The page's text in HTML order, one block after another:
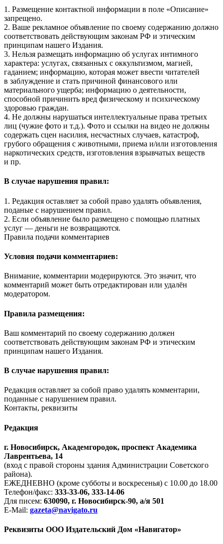
1. Размещение контактной информации в поле «Описание»
запрещено.
2. Ваше рекламное объявление по своему содержанию должно
соответствовать действующим законам РФ и этическим
принципам нашего Издания.
3. Нельзя размещать информацию об услугах интимного
характера: услугах, связанных с оккультизмом, магией,
гаданием; информацию, которая может ввести читателей
в заблуждение и стать причиной финансового или
материального ущерба; информацию о деятельности,
способной причинить вред физическому и психическому
здоровью граждан.
4. Не должны нарушаться интеллектуальные права третьих
лиц (чужие фото и т.д.). Фото и ссылки на видео не должны
содержать сцен насилия, несчастных случаев, катастроф,
грубого обращения с животными, приема и/или изготовления
наркотических средств, изготовления взрывчатых веществ
и пр.
В случае нарушения правил:
1. Редакция оставляет за собой право удалять объявления,
поданые с нарушением правил.
2. Если объявление было размещено с помощью платных
услуг — деньги не возвращаются.
Правила подачи комментариев
Условия подачи комментариев:
Внимание, комментарии модерируются. Это значит, что
комментарий может быть отредактирован или удалён
модератором.
Правила размещения:
Ваш комментарий по своему содержанию должен
соответствовать действующим законам РФ и этическим
принципам нашего Издания.
В случае нарушения правил:
Редакция оставляет за собой право удалять комментарии,
поданные с нарушением правил.
Контакты, реквизиты
Редакция
г. Новосибирск, Академгородок, проспект Академика
Лаврентьева, 14
(вход с правой стороны здания Администрации Советского
района).
ЕЖЕДНЕВНО (кроме субботы и воскресенья) с 10.00 до 18.00
Телефон/факс: 333-33-06, 333-14-06
Для писем: 630090, г. Новосибирск-90, а/я 501
E-Mail: gazeta@navigato.ru
Реквизиты ООО Издательский Дом «Навигатор»